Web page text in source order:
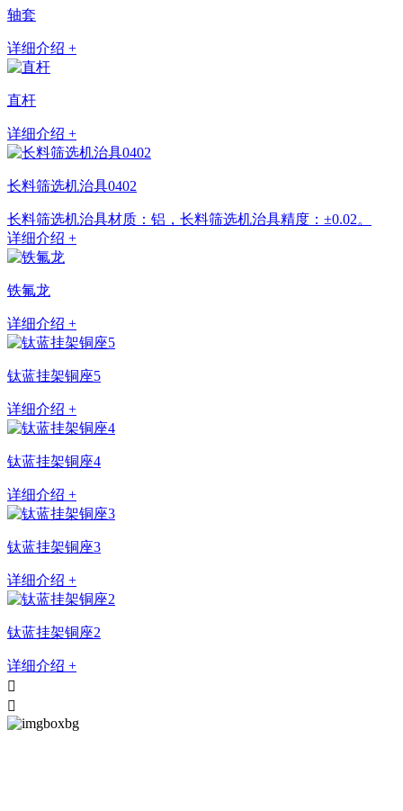
轴套
详细介绍 +
直杆
详细介绍 +
长料筛选机治具0402
长料筛选机治具材质：铝，长料筛选机治具精度：±0.02。
详细介绍 +
铁氟龙
详细介绍 +
钛蓝挂架铜座5
详细介绍 +
钛蓝挂架铜座4
详细介绍 +
钛蓝挂架铜座3
详细介绍 +
钛蓝挂架铜座2
详细介绍 +

